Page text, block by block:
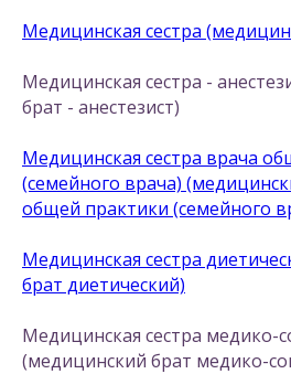
Медицинская сестра
Медицинская сестра -
брат - анестезист)
Медицинская сестра врача
(семейного врача)
общей практики (семейного
Медицинская сестра
брат диетический)
Медицинская сестра
(медицинский брат медико-